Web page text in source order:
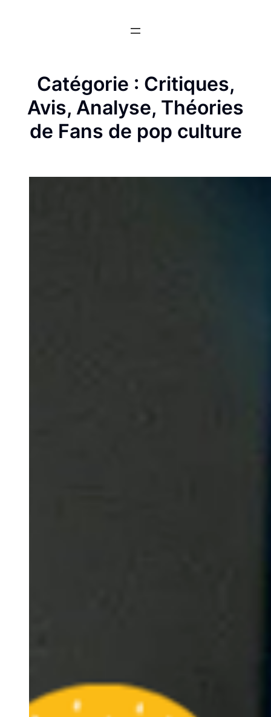
Catégorie : Critiques,
Avis, Analyse, Théories
de Fans de pop culture